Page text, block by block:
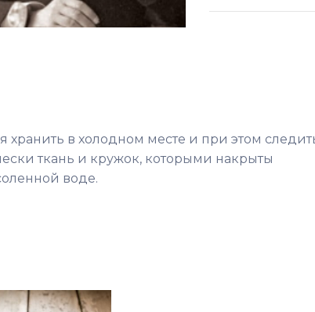
в холодном месте и при этом
ткань и кружок, которыми накрыты
воде.